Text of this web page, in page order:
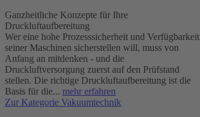
Ganzheitliche Konzepte für Ihre
Druckluftaufbereitung
Wer eine hohe Prozesssicherheit und Verfügbarkeit
seiner Maschinen sicherstellen will, muss von
Anfang an mitdenken - und die
Druckluftversorgung zuerst auf den Prüfstand
stellen. Die richtige Druckluftaufbereitung ist die
Basis für die... mehr erfahren
Zur Kategorie Vakuumtechnik